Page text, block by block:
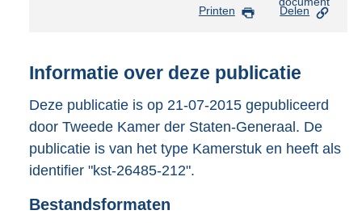
s
n
s
r
o
Printen Delen
Informatie over deze publicatie
Deze publicatie is op 21-07-2015 gepubliceerd
door Tweede Kamer der Staten-Generaal. De
publicatie is van het type Kamerstuk en heeft als
identifier "kst-26485-212".
Bestandsformaten